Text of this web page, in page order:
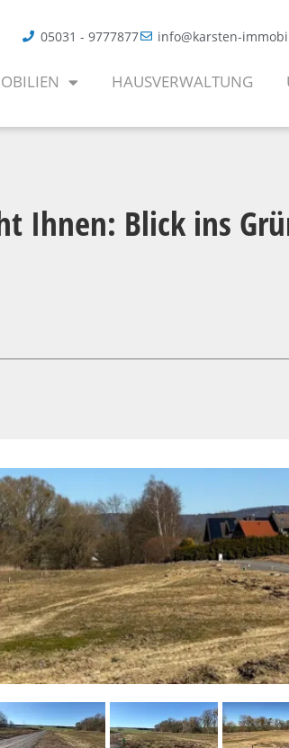
05031 - 9777877 info@karsten-
HAUSVERWALTUNG
Ihnen: Blick ins